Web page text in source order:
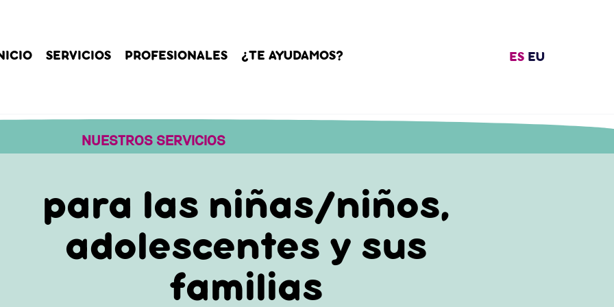
SERVICIOS PROFESIONALES ¿TE AYUDAMOS? ES EU
NUESTROS SERVICIOS
para las niñas/niños,
adolescentes y sus
familias